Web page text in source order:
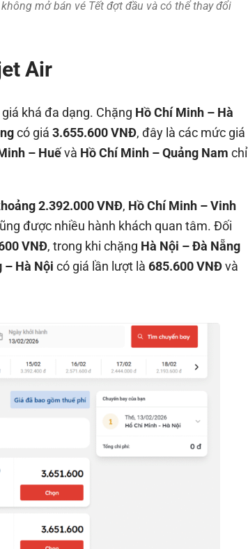
mở bán vé Tết đợt đầu và có thể thay đổi
Air
khá đa dạng. Chặng Hồ Chí Minh – Hà
có giá 3.655.600 VNĐ, đây là các mức giá
– Huếvà Hồ Chí Minh – Quảng Nam chỉ
2.392.000 VNĐ, Hồ Chí Minh – Vinh
được nhiều hành khách quan tâm. Đối
VNĐ, trong khi chặng Hà Nội – Đà Nẵng
– Hà Nội có giá lần lượt là 685.600 VNĐvà